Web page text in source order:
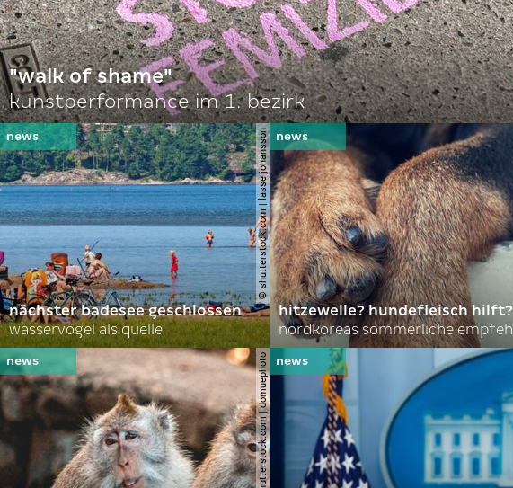
"walk of shame"
kunstperformance im 1. bezirk
© shutterstock.com | lasse johansson
nächster badesee geschlossen
wasservögel als quelle
hitzewelle? hundefleisch hilft?
© shutterstock.com | domuephoto